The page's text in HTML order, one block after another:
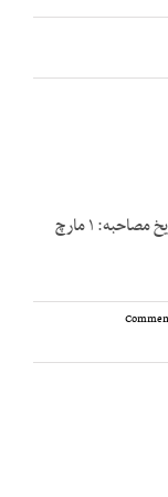
روایت‌کننده: دکتر علی اصغر حاج سید جوادی تاریخ مصاحبه: ۱ مارچ